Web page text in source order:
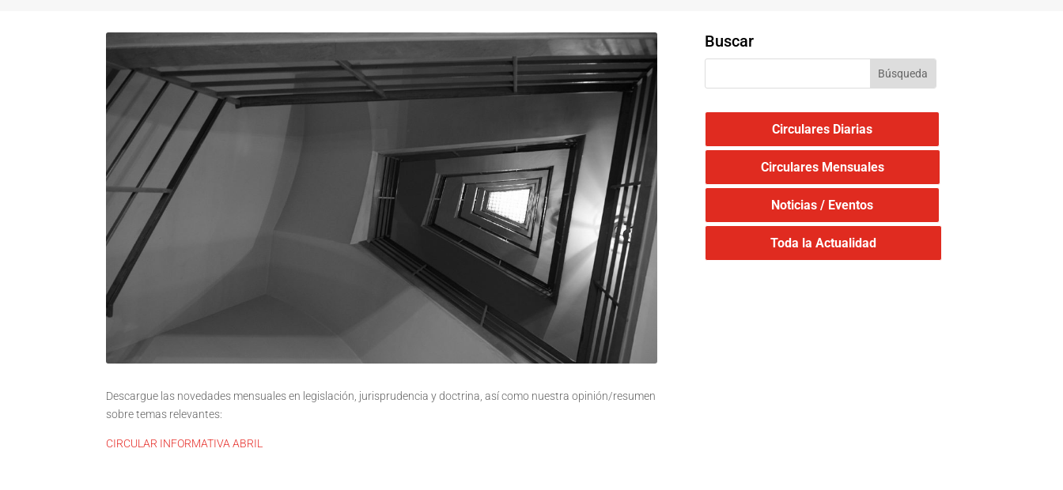
Descargue las novedades mensuales en legislación, jurisprudencia y doctrina, así como nuestra opinión/resumen
sobre temas relevantes:
CIRCULAR INFORMATIVA ABRIL
Buscar
Circulares Diarias
Circulares Mensuales
Noticias / Eventos
Toda la Actualidad